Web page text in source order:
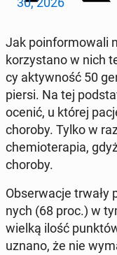
Jak po­in­for­mo­wa­li
ko­rzy­sta­no w nich
cy ak­tyw­ność 50
piersi. Na tej
ocenić, u której
choroby. Tylko w
che­mio­te­ra­pia,
choroby.
Ob­ser­wa­cje
nych (68 proc.) w
wiel­ką ilość
uznano, że nie